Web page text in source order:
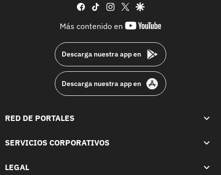
facebook
tiktok instagram
twittergoogle
Más contenido en
youtube-
Descarga nuestra app en
Descarga nuestra app en
RED DE PORTALES
SERVICIOS CORPORATIVOS
LEGAL